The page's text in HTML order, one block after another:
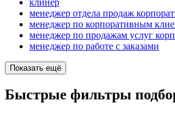
клинер
менеджер отдела продаж
менеджер по корпоративным
менеджер по продажам услуг
менеджер по работе с заказами
Показать ещё
Быстрые фильтры